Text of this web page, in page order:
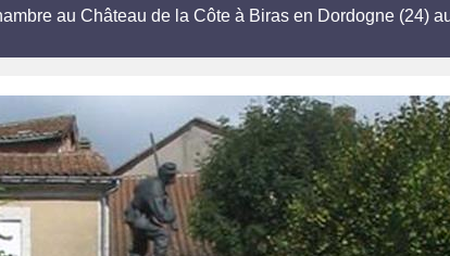
au Château de la Côte à Biras en Dordogne (24)